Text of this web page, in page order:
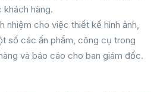
hàng.
nhiệm cho việc thiết kế hình ảnh,
số các ấn phẩm, công cụ trong
và báo cáo cho ban giám đốc.